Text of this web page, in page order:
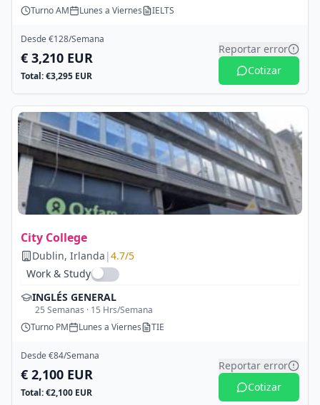
TurnoAM Lunes a Viernes IELTS
Desde €128/Semana
€ 3,210 EUR
Total: €3,295 EUR
Reportar error
Cotizar
City College
Dublin, Irlanda |4.7/5
Work & Study
INGLÉS GENERAL
25 Semanas · 15 Hrs/Semana
Turno PM Lunes a Viernes TIE
Desde €84/Semana
€ 2,100 EUR
Total: €2,100 EUR
Reportar error
Cotizar